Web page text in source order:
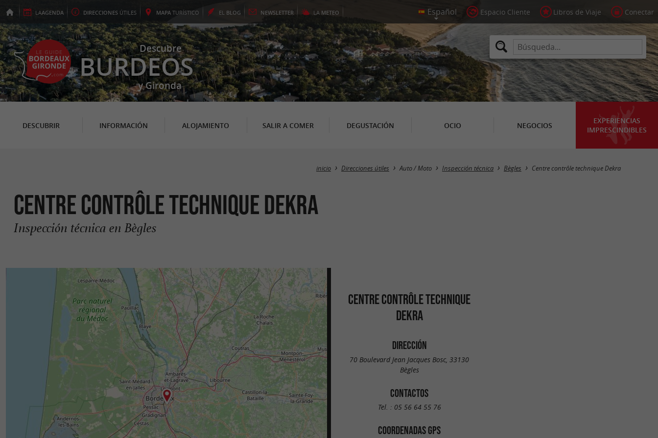
LAAGENDA DIRECCIONES ÚTILES MAPA TURÍSTICO EL BLOG NEWSLETTER LA METEO Espacio Cliente Libros de Viaje Conectar
Descubre
BURDEOS
y Gironda
DESCUBRIR INFORMACIÓN ALOJAMIENTO SALIR A COMER DEGUSTACIÓN OCIO NEGOCIOS
EXPERIENCIAS
IMPRESCINDIBLES
inicio Direcciones útiles Auto / Moto Inspección técnica Bègles Centre contrôle technique Dekra
Centre contrôle technique Dekra
Inspección técnica en Bègles
CENTRE CONTRÔLE TECHNIQUE
DEKRA
DIRECCIÓN
70 Boulevard Jean Jacques Bosc, 33130
Bègles
CONTACTOS
Tel. : 05 56 64 55 76
COORDENADAS GPS